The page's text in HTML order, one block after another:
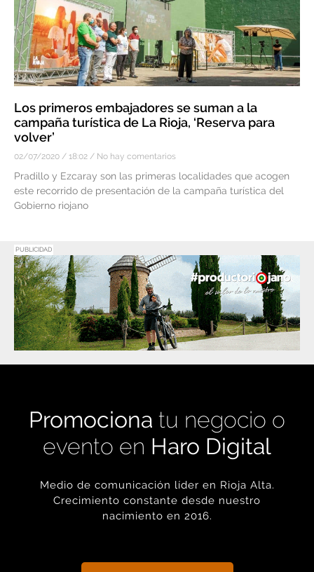
Los primeros embajadores se suman a la
campaña turística de La Rioja, ‘Reserva para
volver’
02/07/2020 18:02 No hay comentarios
Pradillo y Ezcaray son las primeras localidades que acogen
este recorrido de presentación de la campaña turística del
Gobierno riojano
PUBLICIDAD
Promociona tu negocio o
evento en Haro Digital
Medio de comunicación líder en Rioja Alta.
Crecimiento constante desde nuestro
nacimiento en 2016.